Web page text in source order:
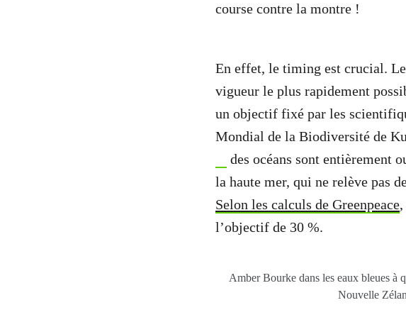
course contre la montre !
En effet, le timing est crucial.
vigueur le plus rapidement
un objectif fixé par les
Mondial de la Biodiversité de
des océans sont entièrement
la haute mer, qui ne relève pas
Selon les calculs de Greenpeace
l’objectif de 30 %.
Amber Bourke dans les eaux bleues à
Nouvelle